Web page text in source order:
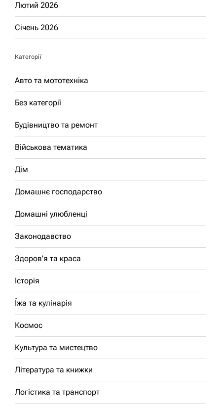
Лютий 2026
Січень 2026
Категорії
Авто та мототехніка
Без категорії
Будівництво та ремонт
Військова тематика
Дім
Домашнє господарство
Домашні улюбленці
Законодавство
Здоров'я та краса
Історія
Їжа та кулінарія
Космос
Культура та мистецтво
Література та книжки
Логістика та транспорт